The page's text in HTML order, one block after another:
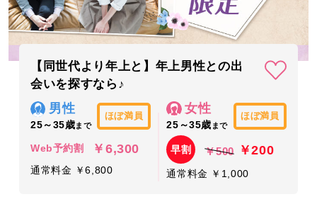
【同世代より年上と】年上男性との出
会いを探すなら♪
男性
25～35歳まで
ほぼ満員
Web予約割 ￥6,300
通常料金 ￥6,800
女性
25～35歳 まで
ほぼ満員
早割 ￥500 ￥200
通常料金 ￥1,000